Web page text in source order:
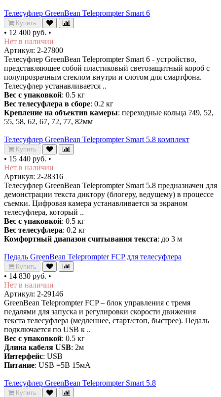
Телесуфлер GreenBean Teleprompter Smart 6
Купить
• 12 400 руб. •
Нет в наличии
Артикул: 2-27800
Телесуфлер GreenBean Teleprompter Smart 6 - устройство,
представляющее собой пластиковый светозащитный короб с
полупрозрачным стеклом внутри и слотом для смартфона.
Телесуфлер устанавливается ..
Вес с упаковкой: 0.5 кг
Вес телесуфлера в сборе: 0.2 кг
Крепление на объектив камеры: переходные кольца ?49, 52,
55, 58, 62, 67, 72, 77, 82мм
Телесуфлер GreenBean Teleprompter Smart 5.8 комплект
Купить
• 15 440 руб. •
Нет в наличии
Артикул: 2-28316
Телесуфлер GreenBean Teleprompter Smart 5.8 предназначен для
демонстрации текста диктору (блогеру, ведущему) в процессе
съемки. Цифровая камера устанавливается за экраном
телесуфлера, который ..
Вес с упаковкой: 0.5 кг
Вес телесуфлера: 0.2 кг
Комфортный диапазон считывания текста: до 3 м
Педаль GreenBean Teleprompter FCP для телесуфлера
Купить
• 14 830 руб. •
Нет в наличии
Артикул: 2-29146
GreenBean Teleprompter FCP – блок управления с тремя
педалями для запуска и регулировки скорости движения
текста телесуфлера (медленнее, старт/стоп, быстрее). Педаль
подключается по USB к ..
Вес с упаковкой: 0.5 кг
Длина кабеля USB: 2м
Интерфейс: USB
Питание: USB =5В 15мА
Телесуфлер GreenBean Teleprompter Smart 5.8
Купить